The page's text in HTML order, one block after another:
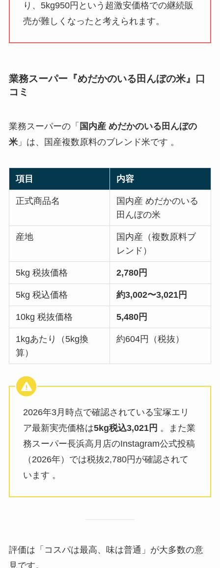
り、5kg950円という超激安価格での継続販
売が難しくなったと考えられます。
業務スーパー『めだかのいる田んぼの米』口
コミ
業務スーパーの「 国内産 めだかのいる田んぼの
米」は、国産複数原料のブレンド米です 。
項目 内容
正式商品名
国内産 めだかのいる
田んぼの米
産地
国内産（複数原料ブ
レンド）
5kg 税抜価格 2,780円
5kg 税込価格 約3,002〜3,021円
10kg 税抜価格 5,480円
1kgあたり（5kg換
算）
約604円（税抜）
2026年3月時点で確認されている宝塚エリ
ア最新実売価格は5kg税込3,021円 。また業
務スーパー長浜高月店のInstagram公式投稿
（2026年）では税抜2,780円が確認されて
います 。
評価は「コスパは最高、味は普通」が大多数の意
見です。